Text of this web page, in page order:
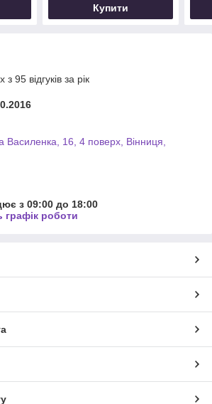
Купити
95 відгуків за рік
Василенка, 16, 4 поверх, Вінниця,
з 09:00 до 18:00
графік роботи